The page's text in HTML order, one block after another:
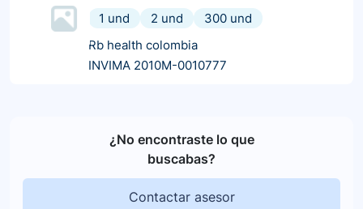
1 und
2 und
300 und
Rb health colombia
INVIMA 2010M-0010777
¿No encontraste lo que
buscabas?
Contactar asesor